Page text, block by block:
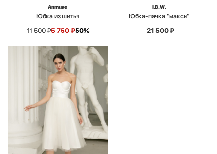
Anmuse
Юбка из шитья
11 500₽5 750₽50%
I.B.W.
Юбка-пачка "макси"
21 500₽